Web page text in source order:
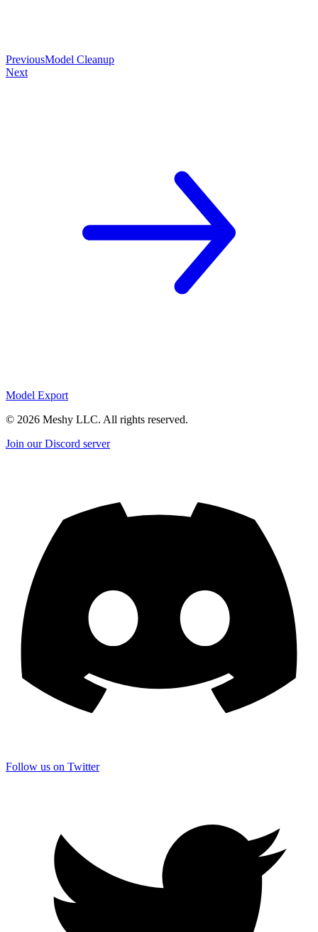
PreviousModel Cleanup
Next
Model Export
© 2026 Meshy LLC. All rights reserved.
Join our Discord server
Follow us on Twitter